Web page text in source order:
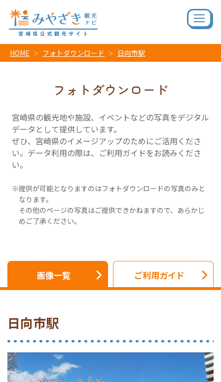
HOME フォトダウンロード 日向市駅
フォトダウンロード
宮崎県の観光地や施設、イベントなどの写真をデジタル
データとして提供しています。
ぜひ、宮崎県のイメージアップのためにご活用くださ
い。データ利用の際は、ご利用ガイドをお読みくださ
い。
提供が可能となりますのはフォトダウンロードの写真のみと
なります。
その他のページの写真はご提供できかねますので、あらかじ
めご了承ください。
画像一覧 ご利用ガイド
日向市駅